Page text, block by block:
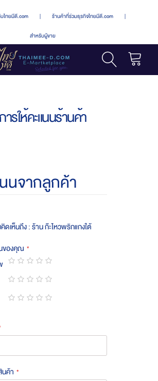
ไทยมีดี.com | ร้านค้าที่ร่วมธุรกิจไทยมีดี.com |
สำหรับผู้ขาย
ารให้คะแนนร้านค้า
นจากลูกค้า
ดเห็นถึง : ร้าน ก๊ะไหวพริกแกงใต้
ของคุณ
1
star
2
stars
3
stars
4
stars
5
stars
1
star
2
stars
3
stars
4
stars
5
stars
ค้า